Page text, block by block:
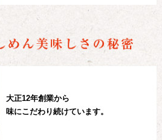
大正12年創業から
味にこだわり続けています。